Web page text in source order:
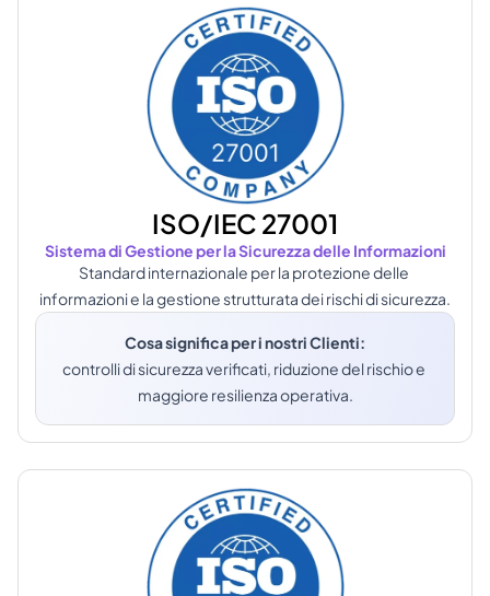
ISO/IEC 27001
Sistema di Gestione per la Sicurezza delle Informazioni
Standard internazionale per la protezione delle
informazioni e la gestione strutturata dei rischi di sicurezza.
Cosa significa per i nostri Clienti:
controlli di sicurezza verificati, riduzione del rischio e
maggiore resilienza operativa.